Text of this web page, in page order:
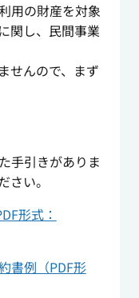
用の財産を対象
関し、民間事業
せんので、まず
引きがありま
さい。
形式：
書例（PDF形